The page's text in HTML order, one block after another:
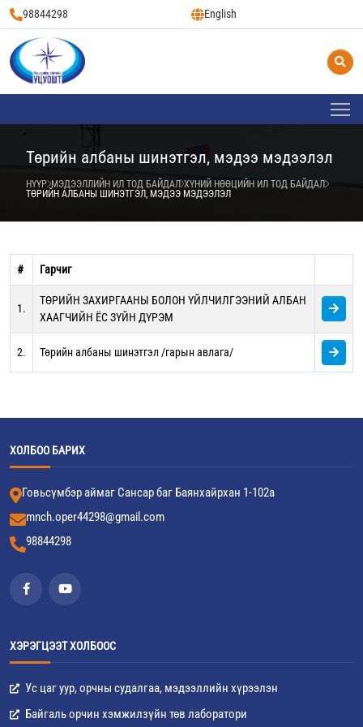
98844298 English
Төрийн албаны шинэтгэл, мэдээ мэдээлэл
НҮҮР МЭДЭЭЛЛИЙН ИЛ ТОД БАЙДАЛ ХҮНИЙ НӨӨЦИЙН ИЛ ТОД БАЙДАЛ
ТӨРИЙН АЛБАНЫ ШИНЭТГЭЛ, МЭДЭЭ МЭДЭЭЛЭЛ
# Гарчиг
1.
ТӨРИЙН ЗАХИРГААНЫ БОЛОН ҮЙЛЧИЛГЭЭНИЙ АЛБАН
ХААГЧИЙН ЁС ЗҮЙН ДҮРЭМ
2. Төрийн албаны шинэтгэл /гарын авлага/
ХОЛБОО БАРИХ
Говьсүмбэр аймаг Сансар баг Баянхайрхан 1-102а
mnch.oper44298@gmail.com
98844298
ХЭРЭГЦЭЭТ ХОЛБООС
Ус цаг уур, орчны судалгаа, мэдээллийн хүрээлэн
Байгаль орчин хэмжилзүйн төв лаборатори